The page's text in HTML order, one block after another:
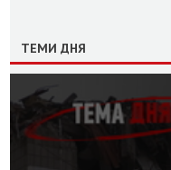
ТЕМИ ДНЯ